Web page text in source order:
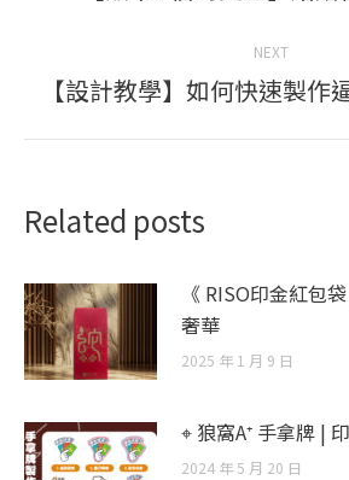
NEXT
Next
【設計教學】如何快速製作
Related posts
《 RISO印金紅包
奢華
2025 年 1 月 9 日
⌖ 狼窩A⁺ 手拿牌 |
2024 年 5 月 20 日